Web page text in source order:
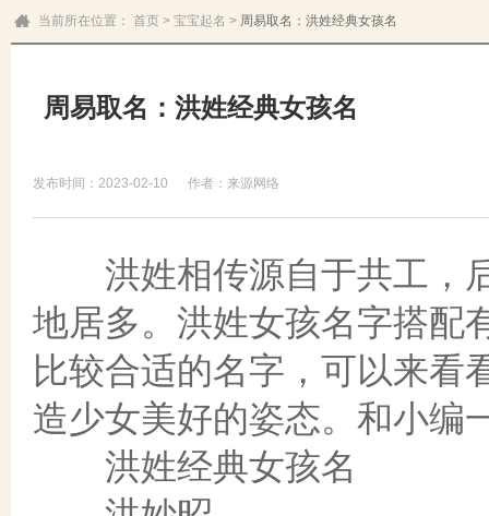
当前所在位置： 首页 > 宝宝起名 > 周易取名：洪姓经典女孩名
周易取名：洪姓经典女孩名
发布时间：2023-02-10 作者：来源网络
洪姓相传源自于共工，后
地居多。洪姓女孩名字搭配
比较合适的名字，可以来看
造少女美好的姿态。和小编
洪姓经典女孩名